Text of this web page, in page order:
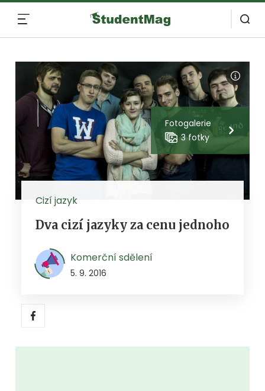
Fotogalerie
3 fotky
Cizí jazyk
Dva cizí jazyky za cenu jednoho
Komerční sdělení
5. 9. 2016